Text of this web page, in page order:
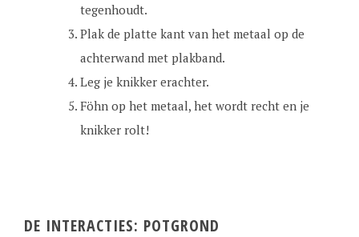
tegenhoudt.
Plak de platte kant van het metaal op de
achterwand met plakband.
Leg je knikker erachter.
Föhn op het metaal, het wordt recht en je
knikker rolt!
DE INTERACTIES: POTGROND